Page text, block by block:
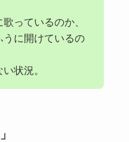
歌っているのか、
うに開けているの
状況。